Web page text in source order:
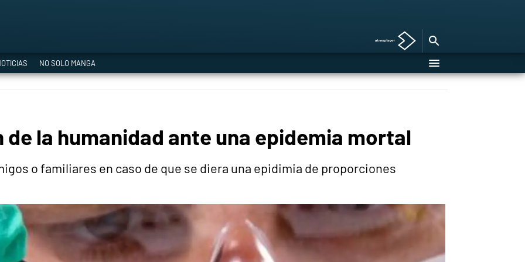
oficial
NO SOLO MANGA
la humanidad ante una epidemia mortal
o familiares en caso de que se diera una epidimia de proporciones